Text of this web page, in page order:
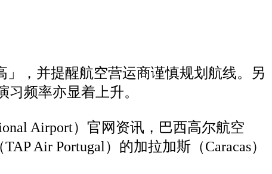
，并提醒航空营运商谨慎规划航线。另
频率亦显着上升。
Airport）官网资讯，巴西高尔航空
Air Portugal）的加拉加斯（Caracas）